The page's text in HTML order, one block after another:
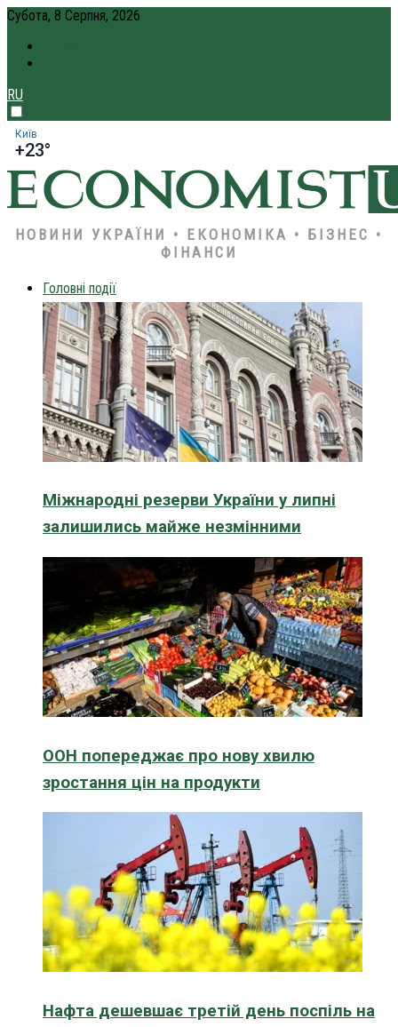
Субота, 8 Серпня, 2026
RU
Київ
+23°
НОВИНИ УКРАЇНИ • ЕКОНОМІКА • БІЗНЕС •
ФІНАНСИ
Головні події
Міжнародні резерви України у липні
залишились майже незмінними
ООН попереджає про нову хвилю
зростання цін на продукти
Нафта дешевшає третій день поспіль на